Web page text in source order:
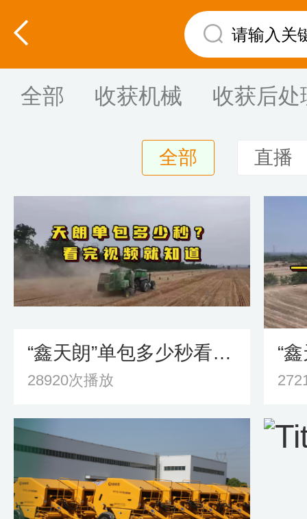
全部 收获机械 收获后处
全部 直播
“鑫天朗”单包多少秒看完视频就知道
28920次播放